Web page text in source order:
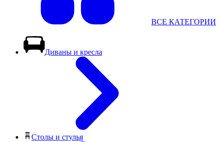
ВСЕ КАТЕГОРИИ
Диваны и кресла
Столы и стулья